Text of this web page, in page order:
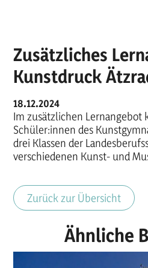
Zusätzliches
Kunstdruck
18.12.2024
Im zusätzlichen Lernangebot
Schüler:innen des
drei Klassen der
verschiedenen Kunst- und
Zurück zur Übersicht
Ähnliche